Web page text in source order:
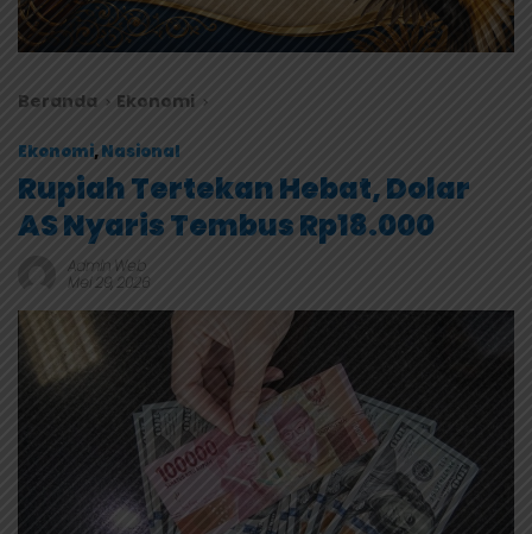
Beranda Ekonomi
Ekonomi,Nasional
Rupiah Tertekan Hebat, Dolar
AS Nyaris Tembus Rp18.000
Admin Web
Mei 29, 2026